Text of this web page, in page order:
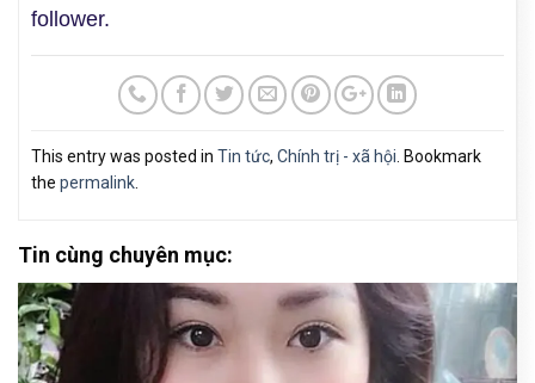
follower.
This entry was posted in Tin tức, Chính trị - xã hội . Bookmark
the permalink
Tin cùng chuyên mục: